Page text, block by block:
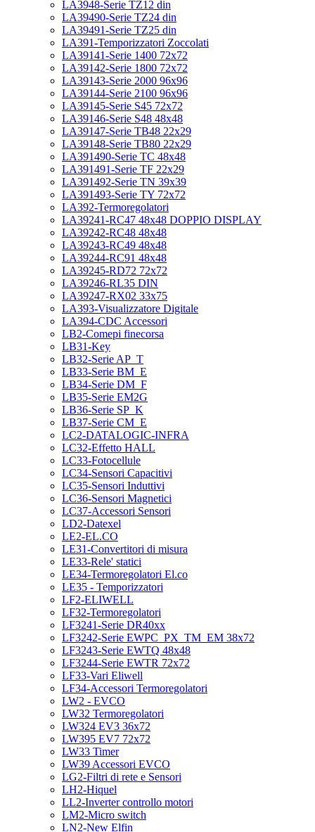
LA3948-Serie TZ12 din
LA39490-Serie TZ24 din
LA39491-Serie TZ25 din
LA391-Temporizzatori Zoccolati
LA39141-Serie 1400 72x72
LA39142-Serie 1800 72x72
LA39143-Serie 2000 96x96
LA39144-Serie 2100 96x96
LA39145-Serie S45 72x72
LA39146-Serie S48 48x48
LA39147-Serie TB48 22x29
LA39148-Serie TB80 22x29
LA391490-Serie TC 48x48
LA391491-Serie TF 22x29
LA391492-Serie TN 39x39
LA391493-Serie TY 72x72
LA392-Termoregolatori
LA39241-RC47 48x48 DOPPIO DISPLAY
LA39242-RC48 48x48
LA39243-RC49 48x48
LA39244-RC91 48x48
LA39245-RD72 72x72
LA39246-RL35 DIN
LA39247-RX02 33x75
LA393-Visualizzatore Digitale
LA394-CDC Accessori
LB2-Comepi finecorsa
LB31-Key
LB32-Serie AP_T
LB33-Serie BM_E
LB34-Serie DM_F
LB35-Serie EM2G
LB36-Serie SP_K
LB37-Serie CM_E
LC2-DATALOGIC-INFRA
LC32-Effetto HALL
LC33-Fotocellule
LC34-Sensori Capacitivi
LC35-Sensori Induttivi
LC36-Sensori Magnetici
LC37-Accessori Sensori
LD2-Datexel
LE2-EL.CO
LE31-Convertitori di misura
LE33-Rele' statici
LE34-Termoregolatori El.co
LE35 - Temporizzatori
LF2-ELIWELL
LF32-Termoregolatori
LF3241-Serie DR40xx
LF3242-Serie EWPC_PX_TM_EM 38x72
LF3243-Serie EWTQ 48x48
LF3244-Serie EWTR 72x72
LF33-Vari Eliwell
LF34-Accessori Termoregolatori
LW2 - EVCO
LW32 Termoregolatori
LW324 EV3 36x72
LW395 EV7 72x72
LW33 Timer
LW39 Accessori EVCO
LG2-Filtri di rete e Sensori
LH2-Hiquel
LL2-Inverter controllo motori
LM2-Micro switch
LN2-New Elfin